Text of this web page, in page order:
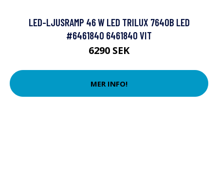
LED-LJUSRAMP 46 W LED TRILUX 7640B LED
#6461840 6461840 VIT
6290 SEK
MER INFO!